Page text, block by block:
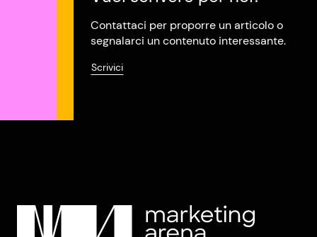
Contattaci per proporre un articolo o
segnalarci un contenuto interessante.
Scrivici